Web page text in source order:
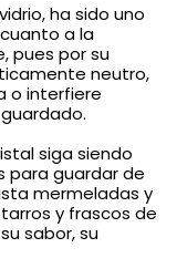
ha sido uno
a la
pues por su
neutro,
o interfiere
siga siendo
para guardar de
mermeladas y
y frascos de
sabor, su